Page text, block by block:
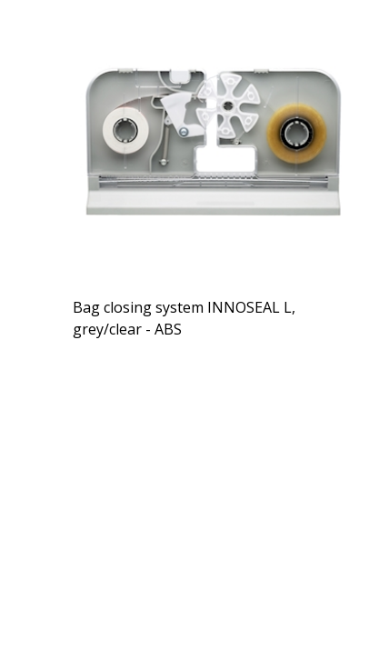
Bag closing system INNOSEAL L,
grey/clear - ABS